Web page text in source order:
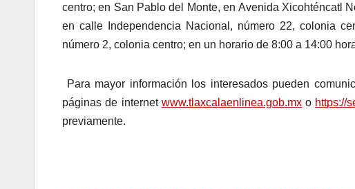
centro; en San Pablo del Monte, en Avenida Xicohténcatl
en calle Independencia Nacional, número 22, colonia
número 2, colonia centro; en un horario de 8:00 a 14:00
Para mayor información los interesados pueden
páginas de internet www.tlaxcalaenlinea.gob.mxo https://
previamente.